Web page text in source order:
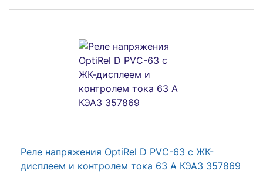
Реле напряжения OptiRel D PVС-63 с ЖК-
дисплеем и контролем тока 63 А КЭАЗ 357869